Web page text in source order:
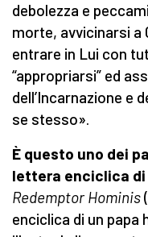
debolezza e
morte, avvicinarsi a
entrare in Lui con
“appropriarsi” ed
dell’Incarnazione e
se stesso».
È questo uno dei
lettera enciclica di
Redemptor Hominis
enciclica di un papa